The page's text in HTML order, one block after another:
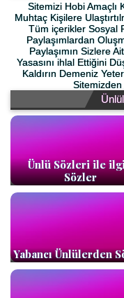
Sitemizi Hobi Amaçlı
Muhtaç Kişilere
Tüm içerikler Sosyal
Paylaşımlardan
Paylaşımın Sizlere
Yasasını ihlal Ettiğini
Kaldırın Demeniz
Sitemizden
Ünlü Sözleri ile
Sözler
Yabancı Ünlülerden